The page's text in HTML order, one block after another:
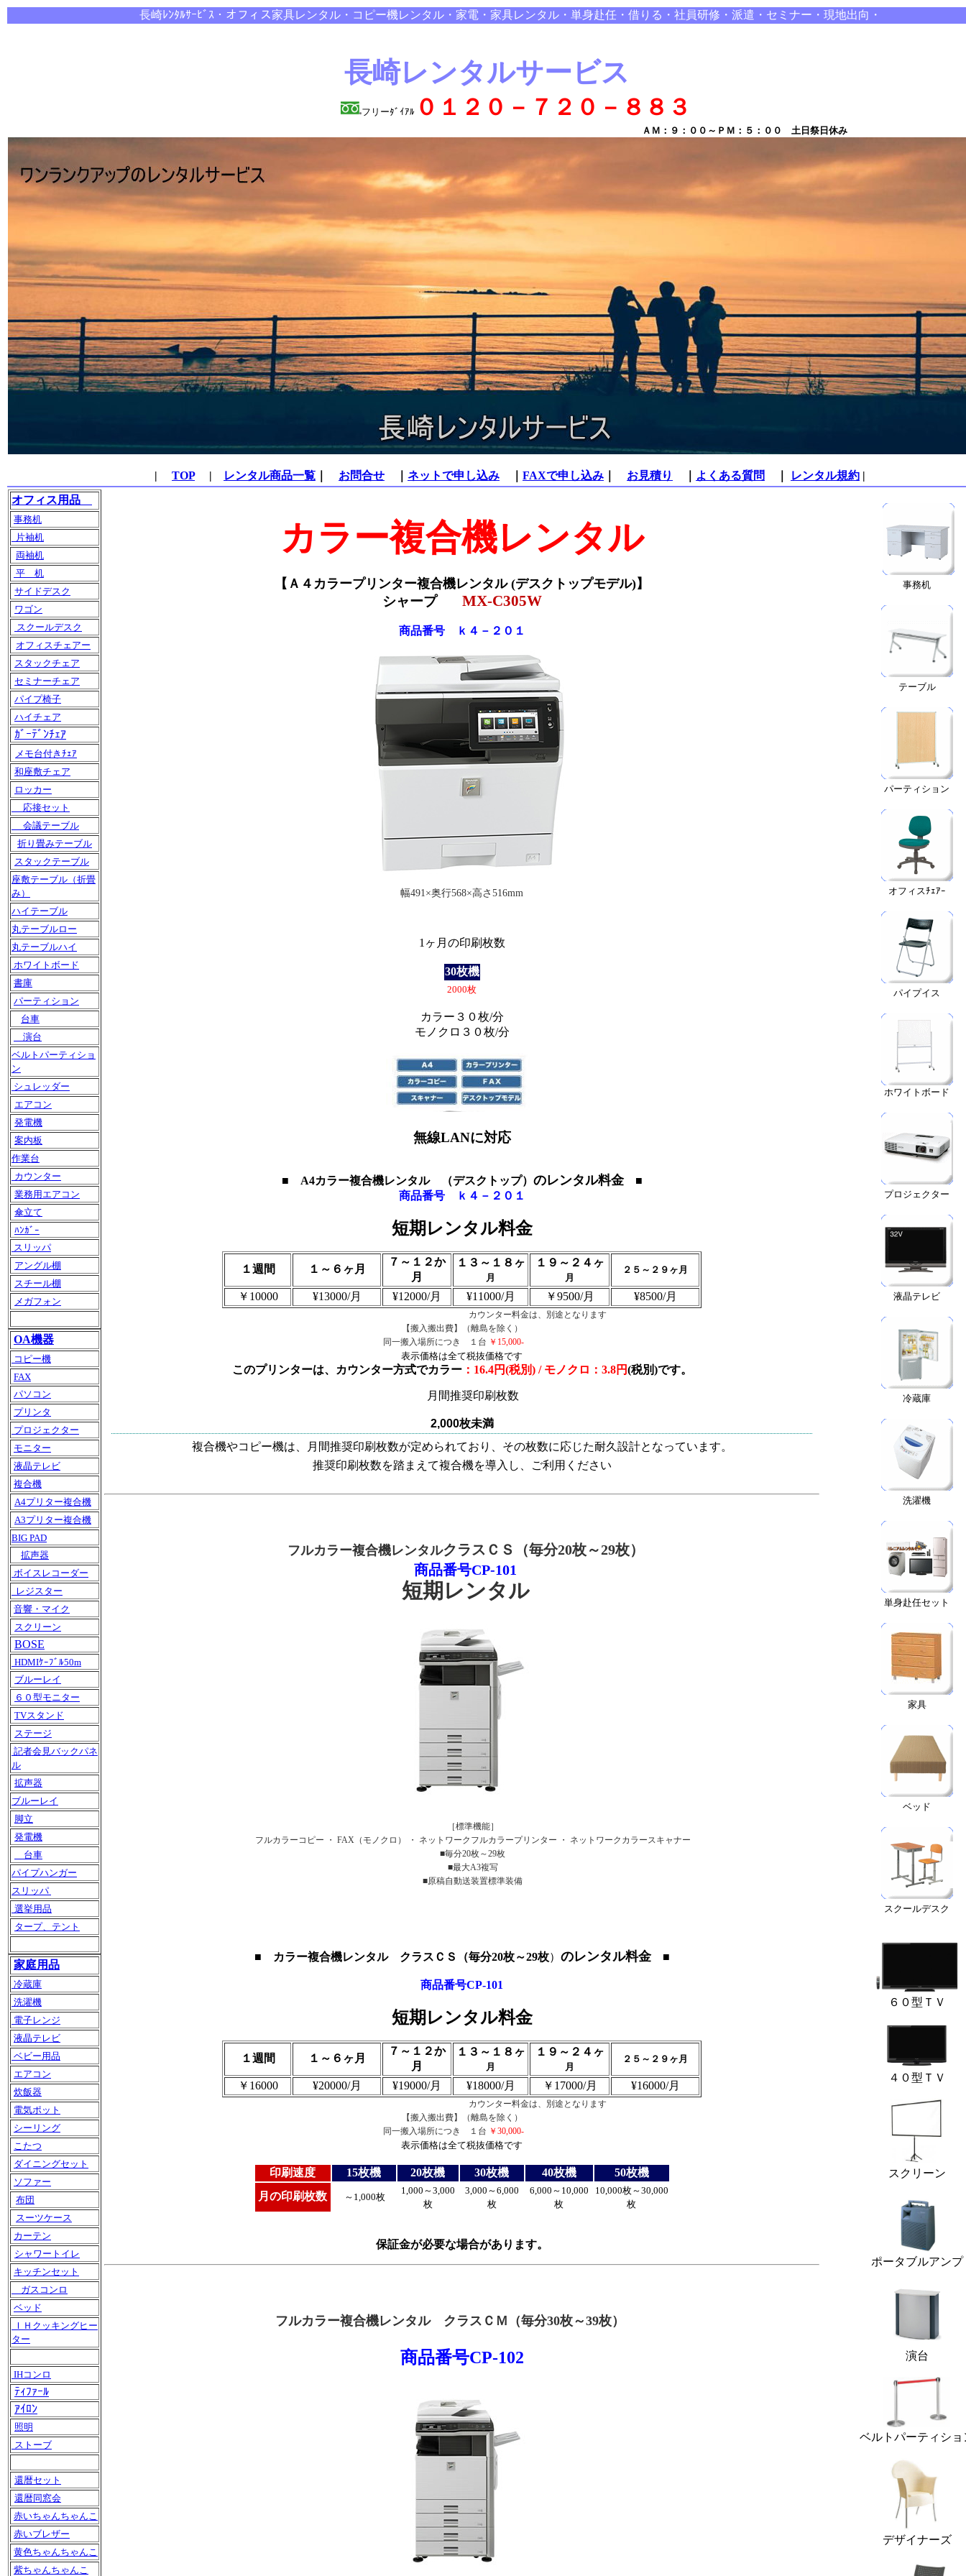
長崎ﾚﾝﾀﾙｻｰﾋﾞｽ・オ フィス家具レンタル・コピー機レンタル・家電・家具レンタル・単身赴任・借りる・社員研修・派遣・セミナー・現地出向・
長崎レンタルサービス
フリーﾀﾞｲｱﾙ ０１２０－７２０－８８３
ＡＭ：９：００～ＰＭ：５：００ 土日祭日休み
| TOP| レンタル商品一覧 お問合せ ネットで申し込み FAXで申し込み お見積り よくある質問 レンタル規約 |
オフィス用品
事務机
片袖机
両袖机
平 机
サイドデスク
ワゴン
スクールデスク
オフィスチェアー
スタックチェア
セミナーチェア
パイプ椅子
ハイチェア
ｶﾞｰﾃﾞﾝﾁｪｱ
メモ台付きﾁｪｱ
和座敷チェア
ロッカー
応接セット
会議テーブル
折り畳みテーブル
スタックテーブル
座敷テーブル（折畳
み）
ハイテーブル
丸テーブルロー
丸テーブルハイ
ホワイトボード
書庫
パーティション
台車
演台
ベルトパーティショ
ン
シュレッダー
エアコン
発電機
案内板
作業台
カウンター
業務用エアコン
傘立て
ﾊﾝｶﾞｰ
スリッパ
アングル棚
スチール棚
メガフォン
OA機器
コピー機
FAX
パソコン
プリンタ
プロジェクター
モニター
液晶テレビ
複合機
A4プリター複合機
A3プリター複合機
BIG PAD
拡声器
ボイスレコーダー
レジスター
音響・マイク
スクリーン
BOSE
HDMIｹｰﾌﾞﾙ50m
ブルーレイ
６０型モニター
TVスタンド
ステージ
記者会見バックパネ
ル
拡声器
ブルーレイ
脚立
発電機
台車
パイプハンガー
スリッパ
選挙用品
タープ、テント
家庭用品
冷蔵庫
洗濯機
電子レンジ
液晶テレビ
ベビー用品
エアコン
炊飯器
電気ポット
シーリング
こたつ
ダイニングセット
ソファー
布団
スーツケース
カーテン
シャワートイレ
キッチンセット
ガスコンロ
ベッド
ＩＨクッキングヒー
ター
IHコンロ
ﾃｨﾌｧｰﾙ
ｱｲﾛﾝ
照明
ストーブ
還暦セット
還暦同窓会
赤いちゃんちゃんこ
赤いブレザー
黄色ちゃんちゃんこ
紫ちゃんちゃんこ
カラー複合機レンタル
【Ａ４カラープリンター複合機レンタル (デスクトップモデル)】
シャープ MX-C305W
商品番号 ｋ４－２０１
幅491×奥行568×高さ516mm
1ヶ月の印刷枚数
30枚機
2000枚
カラー３０枚/分
モノクロ３０枚/分
無線LANに対応
■ A4カラー複合機レンタル （デスクトップ） のレンタル料金■
商品番号 ｋ４－２０１
短期レンタル料金
１週間 １～６ヶ月
７～１２か
月
１３～１８ヶ
月
１９～２４ヶ
月
２５～２９ヶ月
￥10000 ¥13000/月 ¥12000/月 ¥11000/月 ￥9500/月 ¥8500/月
カウンター料金は、別途となります
【搬入搬出費】（離島を除く）
同一搬入場所につき １台 ￥15,000-
表示価格は全て税抜価格です
このプリンターは、カウンター方式でカラー：16.4円(税別) / モノクロ：3.8円(税別)です。
月間推奨印刷枚数
2,000枚未満
複合機やコピー機は、月間推奨印刷枚数が定められており、その枚数に応じた耐久設計となっています。
推奨印刷枚数を踏まえて複合機を導入し、ご利用ください
フルカラー複合機レンタルクラスＣＳ（毎分20枚～29枚）
商品番号CP-101
短期レンタル
［標準機能］
フルカラーコピー ・ FAX（モノクロ） ・ ネットワークフルカラープリンター ・ ネットワークカラースキャナー
■毎分20枚～29枚
■最大A3複写
■原稿自動送装置標準装備
■ カラー複合機レンタル クラスＣＳ（毎分20枚～29枚） のレンタル料金■
商品番号CP-101
短期レンタル料金
１週間 １～６ヶ月
７～１２か
月
１３～１８ヶ
月
１９～２４ヶ
月
２５～２９ヶ月
￥16000 ¥20000/月 ¥19000/月 ¥18000/月 ￥17000/月 ¥16000/月
カウンター料金は、別途となります
【搬入搬出費】（離島を除く）
同一搬入場所につき １台 ￥30,000-
表示価格は全て税抜価格です
印刷速度 15枚機 20枚機 30枚機 40枚機
50枚機
月の印刷枚数
～1,000枚
1,000～3,000
枚
3,000～6,000
枚
6,000～10,000
枚
10,000枚～30,000
枚
保証金が必要な場合があります。
フルカラー複合機レンタル クラスＣＭ（毎分30枚～39枚）
商品番号CP-102
事務机
テーブル
パーティション
オフィスﾁｪｱｰ
パイプイス
ホワイトボード
プロジェクター
液晶テレビ
冷蔵庫
洗濯機
単身赴任セット
家具
ベッド
スクールデスク
６０型ＴＶ
４０型ＴＶ
スクリーン
ポータブルアンプ
演台
ベルトパーティショ
デザイナーズ